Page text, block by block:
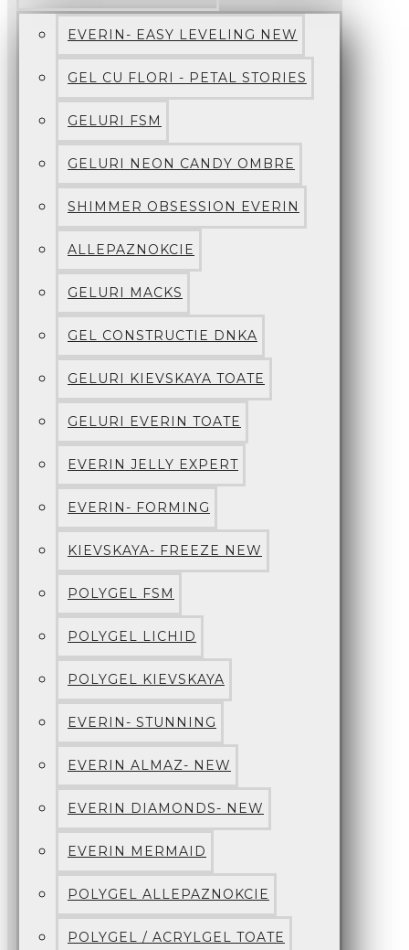
EVERIN- EASY LEVELING NEW
GEL CU FLORI - PETAL STORIES
GELURI FSM
GELURI NEON CANDY OMBRE
SHIMMER OBSESSION EVERIN
ALLEPAZNOKCIE
GELURI MACKS
GEL CONSTRUCTIE DNKA
GELURI KIEVSKAYA TOATE
GELURI EVERIN TOATE
EVERIN JELLY EXPERT
EVERIN- FORMING
KIEVSKAYA- FREEZE NEW
POLYGEL FSM
POLYGEL LICHID
POLYGEL KIEVSKAYA
EVERIN- STUNNING
EVERIN ALMAZ- NEW
EVERIN DIAMONDS- NEW
EVERIN MERMAID
POLYGEL ALLEPAZNOKCIE
POLYGEL / ACRYLGEL TOATE